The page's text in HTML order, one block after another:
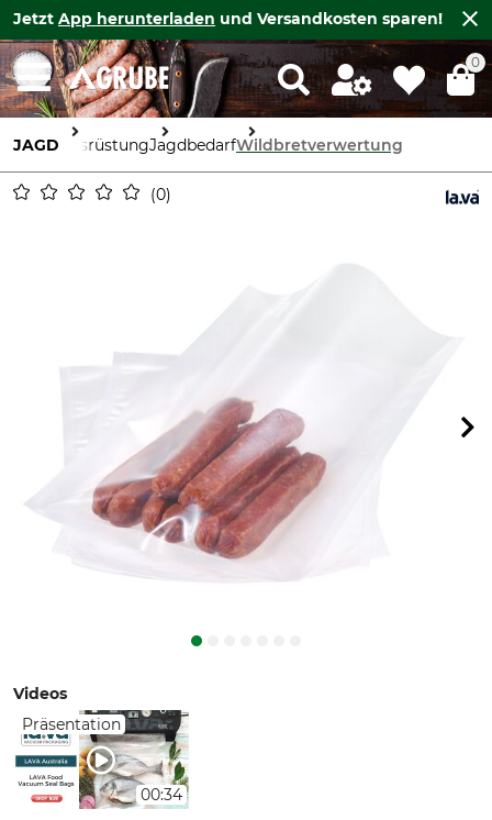
Jetzt App herunterladen und Versandkosten sparen!
0
JAGD AusrüstungJagdbedarfWildbretverwertung
0
Videos
Präsentation
00:34